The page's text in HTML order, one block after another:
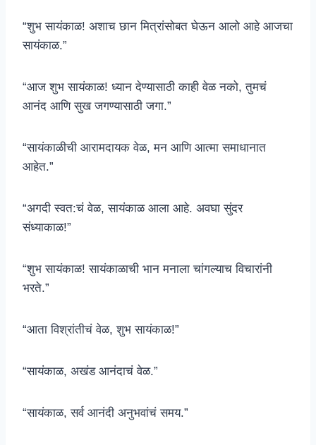
“शुभ सायंकाळ! अशाच छान मित्रांसोबत घेऊन आलो आहे आजचा
सायंकाळ.”
“आज शुभ सायंकाळ! ध्यान देण्यासाठी काही वेळ नको, तुमचं
आनंद आणि सुख जगण्यासाठी जगा.”
“सायंकाळीची आरामदायक वेळ, मन आणि आत्मा समाधानात
आहेत.”
“अगदी स्वत:चं वेळ, सायंकाळ आला आहे. अवघा सुंदर
संध्याकाळ!”
“शुभ सायंकाळ! सायंकाळाची भान मनाला चांगल्याच विचारांनी
भरते.”
“आता विश्रांतीचं वेळ, शुभ सायंकाळ!”
“सायंकाळ, अखंड आनंदाचं वेळ.”
“सायंकाळ, सर्व आनंदी अनुभवांचं समय.”